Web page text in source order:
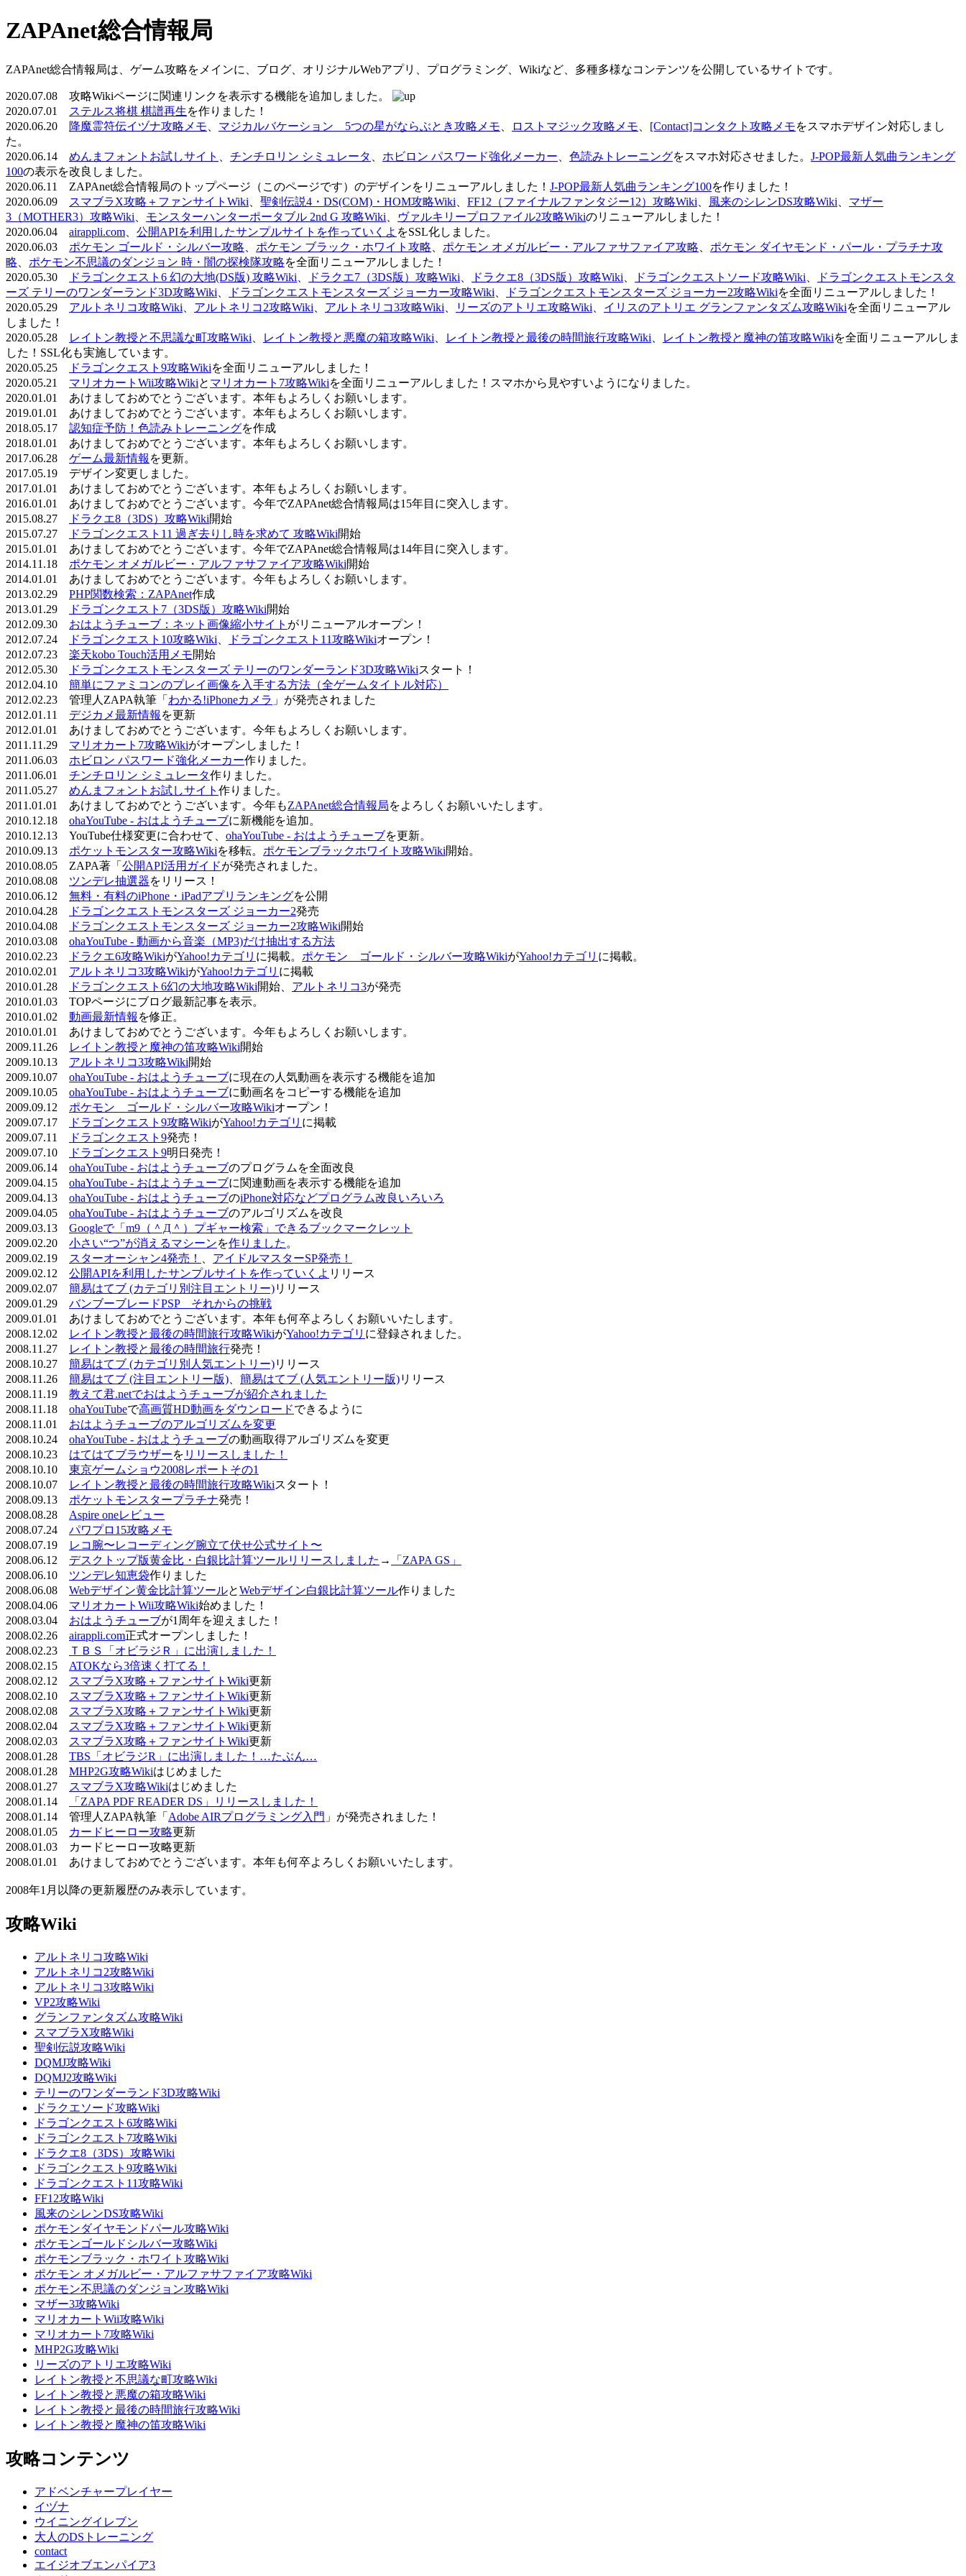
ZAPAnet総合情報局
ZAPAnet総合情報局は、ゲーム攻略をメインに、ブログ、オリジナルWebアプリ、プログラミング、Wikiなど、多種多様なコンテンツを公開しているサイトです。
2020.07.08 攻略Wikiページに関連リンクを表示する機能を追加しました。
2020.07.01
ステルス将棋 棋譜再生を作りました！
2020.06.20
降魔霊符伝イヅナ攻略メモ マジカルバケーション 5つの星がならぶとき攻略メモ ロストマジック攻略メモ [Contact]コンタクト攻略メモをスマホデザイン対応しまし
た。
2020.06.14 めんまフォントお試しサイト チンチロリン シミュレータ ホビロン パスワード強化メーカー 色読みトレーニングをスマホ対応させました。 J-POP最新人気曲ランキング
100の表示を改良しました。
2020.06.11 ZAPAnet総合情報局のトップページ（このページです）のデザインをリニューアルしました！ J-POP最新人気曲ランキング100を作りました！
2020.06.09
スマブラX攻略＋ファンサイトWiki 聖剣伝説4・DS(COM)・HOM攻略Wiki FF12（ファイナルファンタジー12）攻略Wiki 風来のシレンDS攻略Wiki
マザー
3（MOTHER3）攻略Wiki
モンスターハンターポータブル 2nd G 攻略Wiki ヴァルキリープロファイル2攻略Wikiのリニューアルしました！
2020.06.04 airappli.com 公開APIを利用したサンプルサイトを作っていくよ をSSL化しました。
2020.06.03 ポケモン ゴールド・シルバー攻略 ポケモン ブラック・ホワイト攻略 ポケモン オメガルビー・アルファサファイア攻略
ポケモン ダイヤモンド・パール・プラチナ攻
略
ポケモン不思議のダンジョン 時・闇の探検隊攻略を全面リニューアルしました！
2020.05.30
ドラゴンクエスト6 幻の大地(DS版) 攻略Wiki ドラクエ7（3DS版）攻略Wiki ドラクエ8（3DS版）攻略Wiki ドラゴンクエストソード攻略Wiki
ドラゴンクエストモンスタ
ーズ テリーのワンダーランド3D攻略Wiki
ドラゴンクエストモンスターズ ジョーカー攻略Wiki ドラゴンクエストモンスターズ ジョーカー2攻略Wikiを全面リニューアルしました！
2020.05.29 アルトネリコ攻略Wiki アルトネリコ2攻略Wiki アルトネリコ3攻略Wiki リーズのアトリエ攻略Wiki イリスのアトリエ グランファンタズム攻略Wikiを全面リニューアル
しました！
2020.05.28
レイトン教授と不思議な町攻略Wiki レイトン教授と悪魔の箱攻略Wiki レイトン教授と最後の時間旅行攻略Wiki レイトン教授と魔神の笛攻略Wikiを全面リニューアルしま
した！SSL化も実施しています。
2020.05.25
ドラゴンクエスト9攻略Wikiを全面リニューアルしました！
2020.05.21 マリオカートWii攻略Wikiと マリオカート7攻略Wikiを全面リニューアルしました！スマホから見やすいようになりました。
2020.01.01 あけましておめでとうございます。本年もよろしくお願いします。
2019.01.01 あけましておめでとうございます。本年もよろしくお願いします。
2018.05.17 認知症予防！色読みトレーニングを作成
2018.01.01 あけましておめでとうございます。本年もよろしくお願いします。
2017.06.28 ゲーム最新情報 を更新。
2017.05.19 デザイン変更しました。
2017.01.01 あけましておめでとうございます。本年もよろしくお願いします。
2016.01.01 あけましておめでとうございます。今年でZAPAnet総合情報局は15年目に突入します。
2015.08.27
ドラクエ8（3DS）攻略Wiki開始
2015.07.27
ドラゴンクエスト11 過ぎ去りし時を求めて 攻略Wiki開始
2015.01.01 あけましておめでとうございます。今年でZAPAnet総合情報局は14年目に突入します。
2014.11.18 ポケモン オメガルビー・アルファサファイア攻略Wiki開始
2014.01.01 あけましておめでとうございます。今年もよろしくお願いします。
2013.02.29 PHP関数検索：ZAPAnet作成
2013.01.29
ドラゴンクエスト7（3DS版）攻略Wiki開始
2012.09.30 おはようチューブ：ネット画像縮小サイト がリニューアルオープン！
2012.07.24
ドラゴンクエスト10攻略Wiki ドラゴンクエスト11攻略Wikiオープン！
2012.07.23 楽天kobo Touch活用メモ開始
2012.05.30
ドラゴンクエストモンスターズ テリーのワンダーランド3D攻略Wikiスタート！
2012.04.10 簡単にファミコンのプレイ画像を入手する方法（全ゲームタイトル対応）
2012.02.23 管理人ZAPA執筆「 わかる!iPhoneカメラ 」が発売されました
2012.01.11 デジカメ最新情報 を更新
2012.01.01 あけましておめでとうございます。今年もよろしくお願いします。
2011.11.29 マリオカート7攻略Wikiがオープンしました！
2011.06.03 ホビロン パスワード強化メーカー作りました。
2011.06.01 チンチロリン シミュレータ作りました。
2011.05.27 めんまフォントお試しサイト 作りました。
2011.01.01 あけましておめでとうございます。今年もZAPAnet総合情報局をよろしくお願いいたします。
2010.12.18 ohaYouTube - おはようチューブに新機能を追加。
2010.12.13 YouTube仕様変更に合わせて、 ohaYouTube - おはようチューブを更新。
2010.09.13 ポケットモンスター攻略Wikiを移転。 ポケモンブラックホワイト攻略Wiki開始。
2010.08.05 ZAPA著「 公開API活用ガイドが発売されました。
2010.08.08 ツンデレ抽選器をリリース！
2010.06.12 無料・有料のiPhone・iPadアプリランキングを公開
2010.04.28
ドラゴンクエストモンスターズ ジョーカー2発売
2010.04.08
ドラゴンクエストモンスターズ ジョーカー2攻略Wiki開始
2010.03.08 ohaYouTube - 動画から音楽（MP3)だけ抽出する方法
2010.02.23
ドラクエ6攻略WikiがYahoo!カテゴリ に掲載。 ポケモン ゴールド・シルバー攻略WikiがYahoo!カテゴリ に掲載。
2010.02.01 アルトネリコ3攻略WikiがYahoo!カテゴリ に掲載
2010.01.28
ドラゴンクエスト6幻の大地攻略Wiki開始、 アルトネリコ3が発売
2010.01.03 TOPページにブログ最新記事を表示。
2010.01.02 動画最新情報 を修正。
2010.01.01 あけましておめでとうございます。今年もよろしくお願いします。
2009.11.26
レイトン教授と魔神の笛攻略Wiki開始
2009.10.13 アルトネリコ3攻略Wiki開始
2009.10.07 ohaYouTube - おはようチューブに現在の人気動画を表示する機能を追加
2009.10.05 ohaYouTube - おはようチューブに動画名をコピーする機能を追加
2009.09.12 ポケモン ゴールド・シルバー攻略Wikiオープン！
2009.07.17
ドラゴンクエスト9攻略WikiがYahoo!カテゴリ に掲載
2009.07.11
ドラゴンクエスト9発売！
2009.07.10
ドラゴンクエスト9明日発売！
2009.06.14 ohaYouTube - おはようチューブのプログラムを全面改良
2009.04.15 ohaYouTube - おはようチューブに関連動画を表示する機能を追加
2009.04.13 ohaYouTube - おはようチューブのiPhone対応などプログラム改良いろいろ
2009.04.05 ohaYouTube - おはようチューブのアルゴリズムを改良
2009.03.13 Googleで「m9（＾Д＾）プギャー検索」できるブックマークレット
2009.02.20 小さい“つ”が消えるマシーンを作りました 。
2009.02.19
スターオーシャン4発売！
アイドルマスターSP発売！
2009.02.12 公開APIを利用したサンプルサイトを作っていくよ リリース
2009.02.07 簡易はてブ (カテゴリ別注目エントリー)リリース
2009.01.29 バンブーブレードPSP それからの挑戦
2009.01.01 あけましておめでとうございます。本年も何卒よろしくお願いいたします。
2008.12.02
レイトン教授と最後の時間旅行攻略WikiがYahoo!カテゴリ に登録されました。
2008.11.27
レイトン教授と最後の時間旅行発売！
2008.10.27 簡易はてブ (カテゴリ別人気エントリー)リリース
2008.11.26 簡易はてブ (注目エントリー版) 簡易はてブ (人気エントリー版)リリース
2008.11.19 教えて君.netでおはようチューブが紹介されました
2008.11.18 ohaYouTubeで高画質HD動画をダウンロードできるように
2008.11.01 おはようチューブのアルゴリズムを変更
2008.10.24 ohaYouTube - おはようチューブの動画取得アルゴリズムを変更
2008.10.23 はてはてブラウザーを リリースしました！
2008.10.10 東京ゲームショウ2008レポートその1
2008.10.07
レイトン教授と最後の時間旅行攻略Wikiスタート！
2008.09.13 ポケットモンスタープラチナ発売！
2008.08.28 Aspire oneレビュー
2008.07.24 パワプロ15攻略メモ
2008.07.19
レコ腕〜レコーディング腕立て伏せ公式サイト〜
2008.06.12 デスクトップ版黄金比・白銀比計算ツールリリースしました →
「ZAPA GS」
2008.06.10 ツンデレ知恵袋作りました
2008.06.08 Webデザイン黄金比計算ツールとWebデザイン白銀比計算ツール作りました
2008.04.06 マリオカートWii攻略Wiki始めました！
2008.03.04 おはようチューブが1周年を迎えました！
2008.02.26 airappli.com正式オープンしました！
2008.02.23
ＴＢＳ「オビラジＲ」に出演しました！
2008.02.15 ATOKなら3倍速く打てる！
2008.02.12
スマブラX攻略＋ファンサイトWiki更新
2008.02.10
スマブラX攻略＋ファンサイトWiki更新
2008.02.08
スマブラX攻略＋ファンサイトWiki更新
2008.02.04
スマブラX攻略＋ファンサイトWiki更新
2008.02.03
スマブラX攻略＋ファンサイトWiki更新
2008.01.28 TBS「オビラジR」に出演しました！…たぶん…
2008.01.28 MHP2G攻略Wikiはじめました
2008.01.27
スマブラX攻略Wikiはじめました
2008.01.14
「ZAPA PDF READER DS」リリースしました！
2008.01.14 管理人ZAPA執筆「 Adobe AIRプログラミング入門 」が発売されました！
2008.01.05
カードヒーロー攻略更新
2008.01.03 カードヒーロー攻略更新
2008.01.01 あけましておめでとうございます。本年も何卒よろしくお願いいたします。
2008年1月以降の更新履歴のみ表示しています。
攻略Wiki
アルトネリコ攻略Wiki
アルトネリコ2攻略Wiki
アルトネリコ3攻略Wiki
VP2攻略Wiki
グランファンタズム攻略Wiki
スマブラX攻略Wiki
聖剣伝説攻略Wiki
DQMJ攻略Wiki
DQMJ2攻略Wiki
テリーのワンダーランド3D攻略Wiki
ドラクエソード攻略Wiki
ドラゴンクエスト6攻略Wiki
ドラゴンクエスト7攻略Wiki
ドラクエ8（3DS）攻略Wiki
ドラゴンクエスト9攻略Wiki
ドラゴンクエスト11攻略Wiki
FF12攻略Wiki
風来のシレンDS攻略Wiki
ポケモンダイヤモンドパール攻略Wiki
ポケモンゴールドシルバー攻略Wiki
ポケモンブラック・ホワイト攻略Wiki
ポケモン オメガルビー・アルファサファイア攻略Wiki
ポケモン不思議のダンジョン攻略Wiki
マザー3攻略Wiki
マリオカートWii攻略Wiki
マリオカート7攻略Wiki
MHP2G攻略Wiki
リーズのアトリエ攻略Wiki
レイトン教授と不思議な町攻略Wiki
レイトン教授と悪魔の箱攻略Wiki
レイトン教授と最後の時間旅行攻略Wiki
レイトン教授と魔神の笛攻略Wiki
攻略コンテンツ
アドベンチャープレイヤー
イヅナ
ウイニングイレブン
大人のDSトレーニング
contact
エイジオブエンパイア3